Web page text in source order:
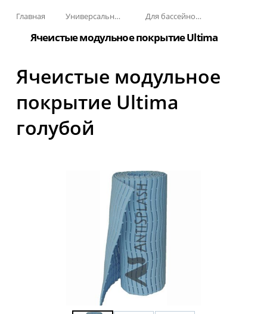
Главная Универсальные модульные покрытия Для бассейнов и аквапарков
Ячеистые модульное покрытие Ultima
Ячеистые модульное
покрытие Ultima
голубой